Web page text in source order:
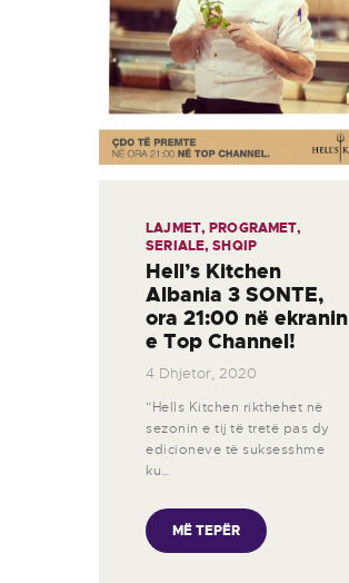
LAJMET,PROGRAMET,
SERIALE,SHQIP
Hell’s Kitchen
Albania 3 SONTE,
ora 21:00 në ekranin
e Top Channel!
4 Dhjetor, 2020
“Hells Kitchen rikthehet në
sezonin e tij të tretë pas dy
edicioneve të suksesshme
ku…
MË TEPËR